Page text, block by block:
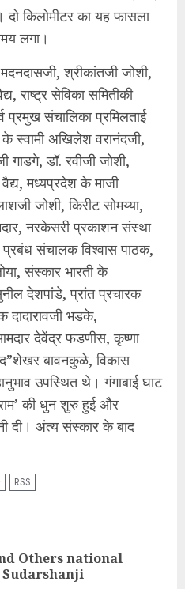
दो किलोमीटर का यह फासला
लगा।
श्रीकांतजी जोशी,
राष्ट्र सेविका समितीकी
प्रमुख संचालिका प्रमिलताई
के स्वामी अखिलेश वरानंदजी,
गाडगे, डॉ. रवीजी जोशी,
वैद्य, मध्यप्रदेश के माजी
जोशी, किरीट सोमय्या,
नरकेसरी प्रकाशन संस्था
प्रबंध संचालक विश्वास पाठक,
संस्कार भारती के
देशपांडे, प्रांत प्रचारक
दादारावजी भडके,
देवेंद्र फडणीस, कृष्णा
बावनकुळे, विकास
उपस्थित थे। गंगाबाई घाट
की धुन शुरु हुई और
दी। अंत्य संस्कार के बाद
RSS
Others national
Sudarshanji